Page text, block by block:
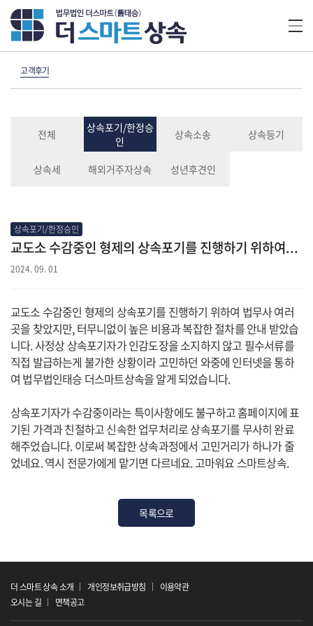
고객후기
전체
상속포기/한정승
인
상속소송 상속등기
상속세 해외거주자상속 성년후견인
상속포기/한정승인
교도소 수감중인 형제의 상속포기를 진행하기 위하여...
2024. 09. 01
교도소 수감중인 형제의 상속포기를 진행하기 위하여 법무사 여러
곳을 찾았지만, 터무니없이 높은 비용과 복잡한 절차를 안내 받았습
니다. 사정상 상속포기자가 인감도장을 소지하지 않고 필수서류를
직접 발급하는게 불가한 상황이라 고민하던 와중에 인터넷을 통하
여 법무법인태승 더스마트상속을 알게 되었습니다.
상속포기자가 수감중이라는 특이사항에도 불구하고 홈페이지에 표
기된 가격과 친절하고 신속한 업무처리로 상속포기를 무사히 완료
해주었습니다. 이로써 복잡한 상속과정에서 고민거리가 하나가 줄
었네요. 역시 전문가에게 맡기면 다르네요. 고마워요 스마트상속.
목록으로
더 스마트 상속 소개 개인정보취급방침
이용약관
오시는 길
면책공고